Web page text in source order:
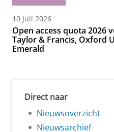
10 juli 2026
Open access quota 2026
Taylor & Francis, Oxford
Emerald
Direct naar
Nieuwsoverzicht
Nieuwsarchief